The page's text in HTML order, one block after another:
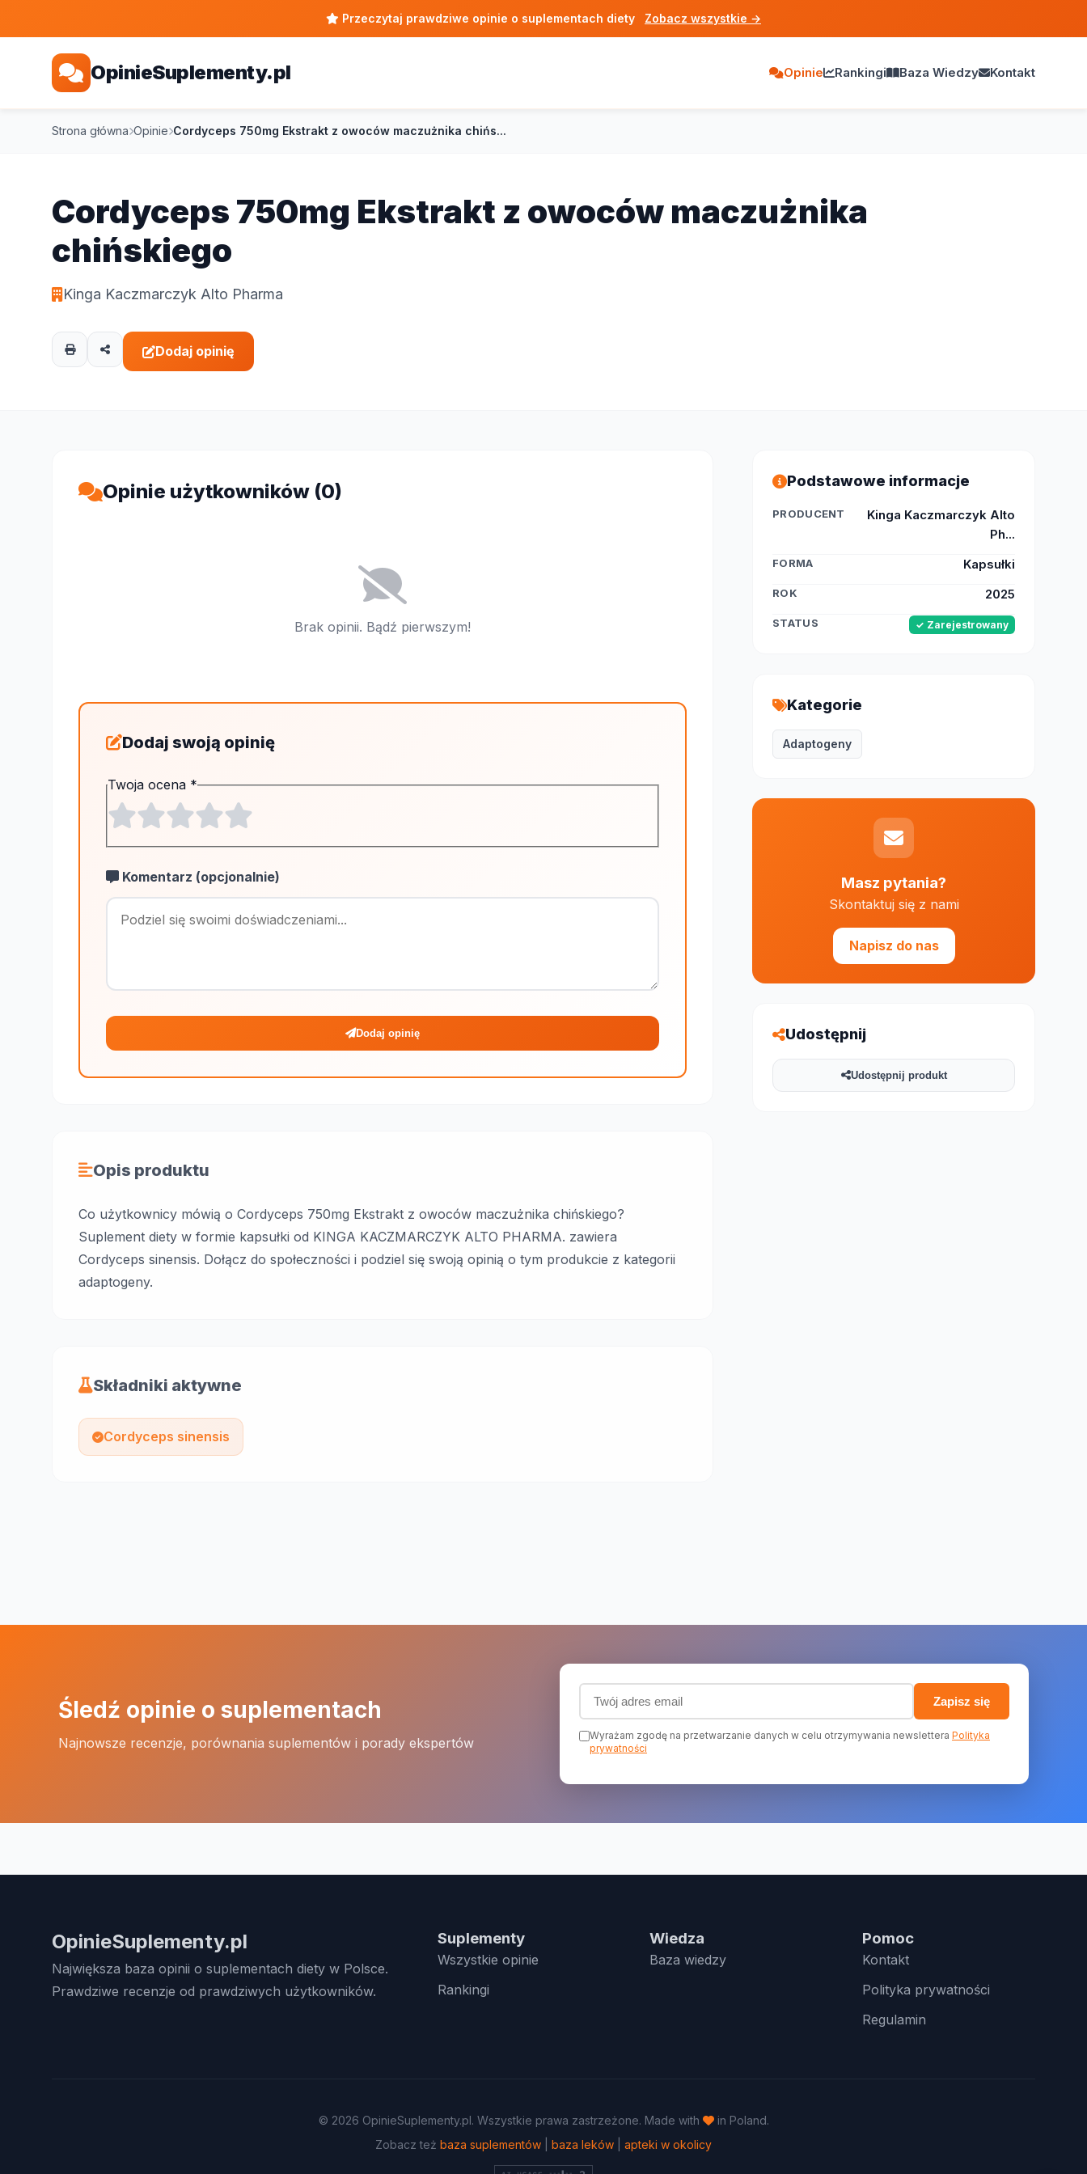
Przeczytaj prawdziwe opinie o suplementach diety Zobacz wszystkie →
OpinieSuplementy.pl Opinie Rankingi Baza Wiedzy Kontakt
Strona główna Opinie Cordyceps 750mg Ekstrakt z owoców maczużnika chińs...
Cordyceps 750mg Ekstrakt z owoców maczużnika
chińskiego
Kinga Kaczmarczyk Alto Pharma
Dodaj opinię
Opinie użytkowników (0)
Brak opinii. Bądź pierwszym!
Dodaj swoją opinię
Twoja ocena *
Komentarz (opcjonalnie)
Maksymalnie 1000 znaków
Dodaj opinię
Opis produktu
Co użytkownicy mówią o Cordyceps 750mg Ekstrakt z owoców maczużnika chińskiego?
Suplement diety w formie kapsułki od KINGA KACZMARCZYK ALTO PHARMA. zawiera
Cordyceps sinensis. Dołącz do społeczności i podziel się swoją opinią o tym produkcie z kategorii
adaptogeny.
Składniki aktywne
Cordyceps sinensis
Podstawowe informacje
PRODUCENT
Kinga Kaczmarczyk Alto
Ph...
FORMA Kapsułki
ROK 2025
STATUS ✓ Zarejestrowany
Kategorie
Adaptogeny
Masz pytania?
Skontaktuj się z nami
Napisz do nas
Udostępnij
Udostępnij produkt
Śledź opinie o suplementach
Najnowsze recenzje, porównania suplementów i porady ekspertów
Adres email (wymagany)
Zapisz się
Wyrażam zgodę na przetwarzanie danych w celu otrzymywania newslettera Polityka
prywatności
OpinieSuplementy.pl
Największa baza opinii o suplementach diety w Polsce.
Prawdziwe recenzje od prawdziwych użytkowników.
Suplementy
Wszystkie opinie
Rankingi
Wiedza
Baza wiedzy
Pomoc
Kontakt
Polityka prywatności
Regulamin
© 2026 OpinieSuplementy.pl. Wszystkie prawa zastrzeżone. Made with
in Poland.
Zobacz też baza suplementów baza leków apteki w okolicy